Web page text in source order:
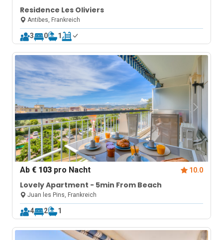
Residence Les Oliviers
Antibes, Frankreich
3 0 1
Ab€ 103 pro Nacht 10.0
Lovely Apartment - 5min From Beach
Juan les Pins, Frankreich
4 2 1